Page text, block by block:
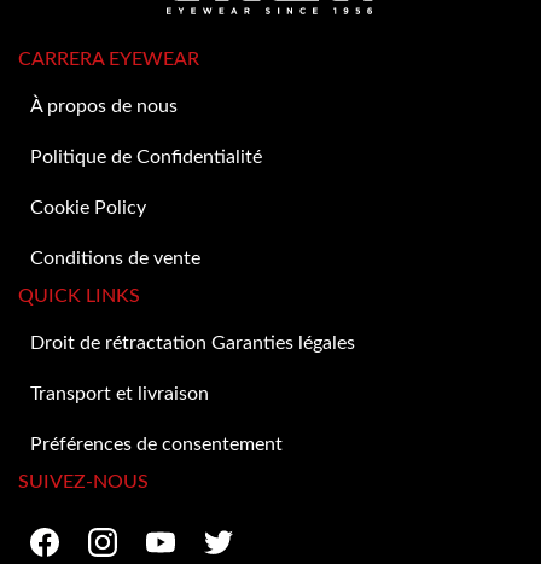
CARRERA EYEWEAR
À propos de nous
Politique de Confidentialité
Cookie Policy
Conditions de vente
QUICK LINKS
Droit de rétractation Garanties légales
Transport et livraison
Préférences de consentement
SUIVEZ-NOUS